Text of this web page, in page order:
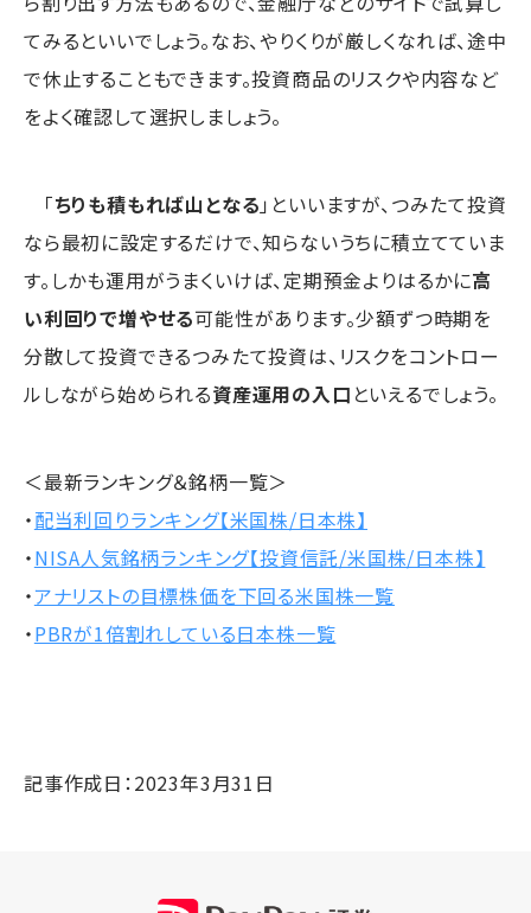
てみるといいでしょう。なお、やりくりが厳しくなれば、途中
で休止することもできます。投資商品のリスクや内容など
をよく確認して選択しましょう。
「ちりも積もれば山となる 」といいますが、つみたて投資
なら最初に設定するだけで、知らないうちに積立てていま
す。しかも運用がうまくいけば、定期預金よりはるかに高
い利回りで増やせる可能性があります。少額ずつ時期を
分散して投資できるつみたて投資は、リスクをコントロー
ルしながら始められる資産運用の入口 といえるでしょう。
＜最新ランキング＆銘柄一覧＞
・配当利回りランキング【米国株/日本株】
・NISA人気銘柄ランキング【投資信託/米国株/日本株】
・アナリストの目標株価を下回る米国株一覧
・PBRが1倍割れしている日本株一覧
記事作成日：2023年3月31日